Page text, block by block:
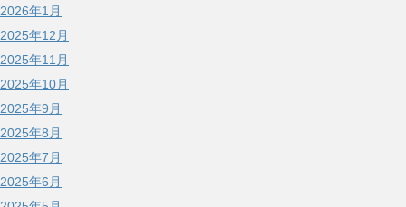
2026年1月
2025年12月
2025年11月
2025年10月
2025年9月
2025年8月
2025年7月
2025年6月